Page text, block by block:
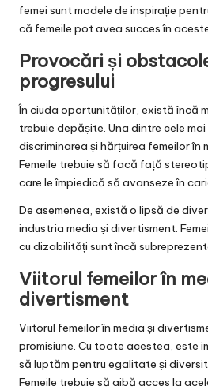
femei sunt modele de inspirație
că femeile pot avea succes în
Provocări și
progresului
În ciuda oportunităților, există încă
trebuie depășite. Una dintre cele
discriminarea și hărțuirea femeilor în
Femeile trebuie să facă față
care le împiedică să avanseze în
De asemenea, există o lipsă de
industria media și divertisment.
cu dizabilități sunt încă
Viitorul femeilor în
divertisment
Viitorul femeilor în media și
promisiune. Cu toate acestea, este
să luptăm pentru egalitate și
Femeile trebuie să aibă acces la